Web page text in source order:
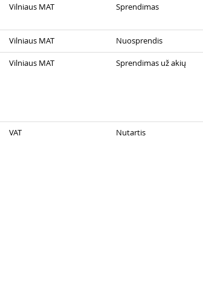
Vilniaus MAT Sprendimas
Vilniaus MAT Nuosprendis
Vilniaus MAT Sprendimas už akių
VAT Nutartis